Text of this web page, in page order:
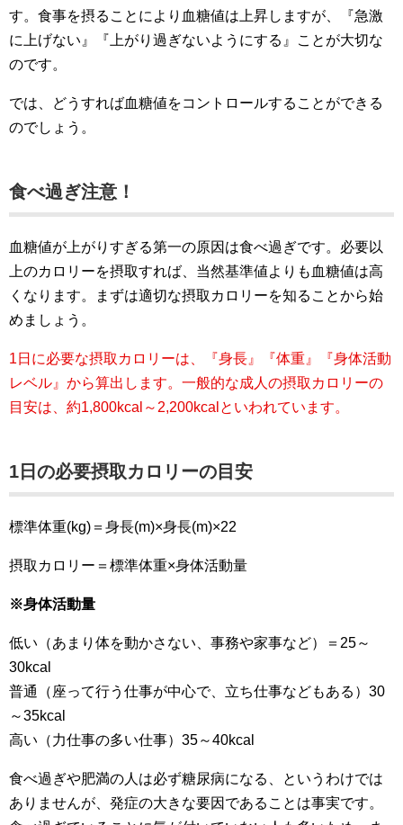
す。食事を摂ることにより血糖値は上昇しますが、『急激
に上げない』『上がり過ぎないようにする』ことが大切な
のです。
では、どうすれば血糖値をコントロールすることができる
のでしょう。
食べ過ぎ注意！
血糖値が上がりすぎる第一の原因は食べ過ぎです。必要以
上のカロリーを摂取すれば、当然基準値よりも血糖値は高
くなります。まずは適切な摂取カロリーを知ることから始
めましょう。
1日に必要な摂取カロリーは、『身長』『体重』『身体活動
レベル』から算出します。一般的な成人の摂取カロリーの
目安は、約1,800kcal～2,200kcalといわれています。
1日の必要摂取カロリーの目安
標準体重(kg)＝身長(m)×身長(m)×22
摂取カロリー＝標準体重×身体活動量
※身体活動量
低い（あまり体を動かさない、事務や家事など）＝25～
30kcal
普通（座って行う仕事が中心で、立ち仕事などもある）30
～35kcal
高い（力仕事の多い仕事）35～40kcal
食べ過ぎや肥満の人は必ず糖尿病になる、というわけでは
ありませんが、発症の大きな要因であることは事実です。